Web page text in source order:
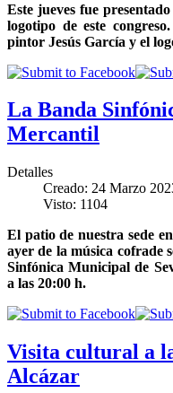
Este jueves fue
logotipo de este
pintor Jesús García y el
La Banda
Mercantil
Detalles
Creado: 24 Marzo
Visto: 1104
El patio de nuestra sede
ayer de la música cofrade
Sinfónica Municipal de
a las 20:00 h.
Visita cultural a
Alcázar